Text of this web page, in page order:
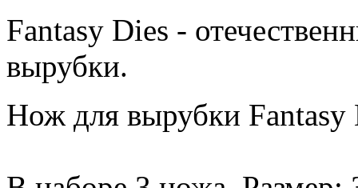
Fantasy Dies -
вырубки.
Нож для вырубки